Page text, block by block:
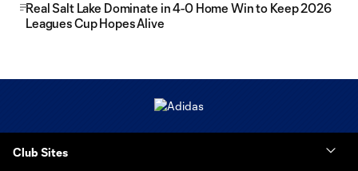
Real Salt Lake Dominate in 4-0 Home Win to Keep 2026
Leagues Cup Hopes Alive
Club Sites